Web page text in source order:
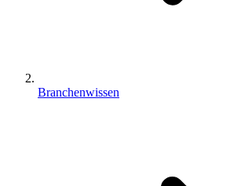
Branchenwissen